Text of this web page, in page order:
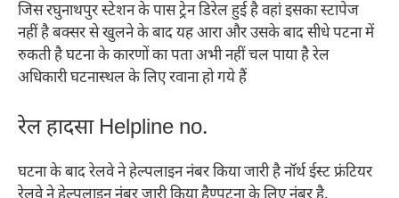
जिस रघुनाथपुर स्टेशन के पास ट्रेन डिरेल हुई है वहां इसका स्टापेज
नहीं है बक्सर से खुलने के बाद यह आरा और उसके बाद सीधे पटना में
रुकती है घटना के कारणों का पता अभी नहीं चल पाया है रेल
अधिकारी घटनास्थल के लिए रवाना हो गये हैं
रेल हादसा Helpline no.
घटना के बाद रेलवे ने हेल्पलाइन नंबर किया जारी है नॉर्थ ईस्ट फ्रंटियर